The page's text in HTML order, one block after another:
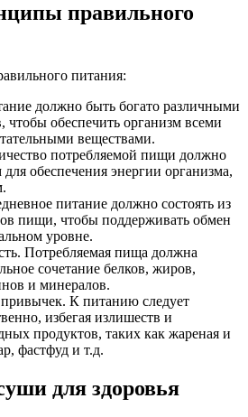
правильного
питания:
должно быть богато различными
чтобы обеспечить организм всеми
веществами.
потребляемой пищи должно
обеспечения энергии организма,
питание должно состоять из
пищи, чтобы поддерживать обмен
уровне.
Потребляемая пища должна
сочетание белков, жиров,
и минералов.
К питанию следует
избегая излишеств и
продуктов, таких как жареная и
фастфуд и т.д.
для здоровья